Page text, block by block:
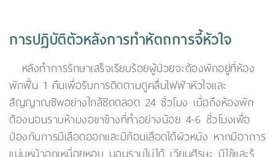
การปฏิบัติตัวหลังการทำหัตถการจี้หัวใจ
หลังทำการรักษาเสร็จเรียบร้อยผู้ป่วยจะต้องพักอยู่ที่ห้อง
พักฟื้น 1 คืนเพื่อรับการติดตามดูคลื่นไฟฟ้าหัวใจและ
สัญญาณชีพอย่างใกล้ชิดตลอด 24 ชั่วโมง เมื่อถึงห้องพัก
ต้องนอนราบห้ามงอขาข้างที่ทำอย่างน้อย 4-6 ชั่วโมงเพื่อ
ป้องกันการมีเลือดออกและมีก้อนเลือดได้ผิวหนัง หากมีอาการ